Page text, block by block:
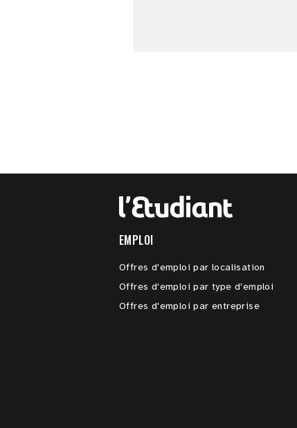
EMPLOI
Offres d'emploi par localisation
Offres d'emploi par type d'emploi
Offres d'emploi par entreprise